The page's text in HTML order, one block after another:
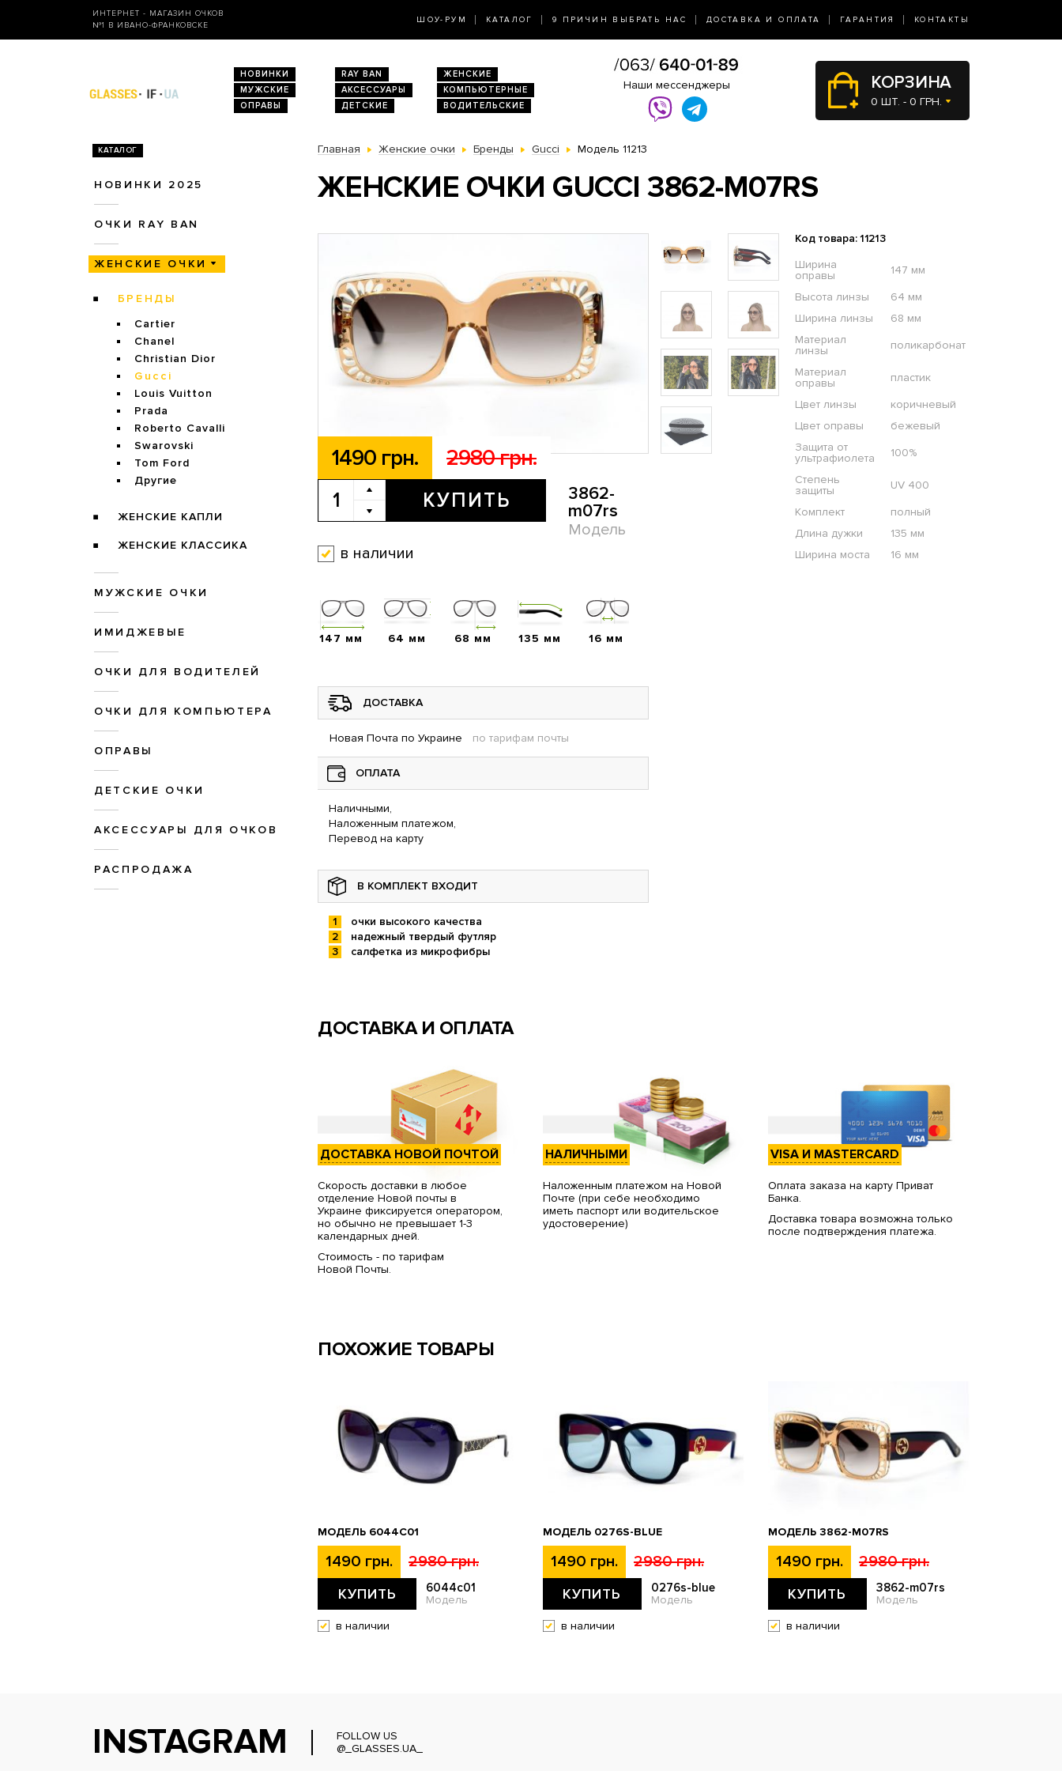
ИНТЕРНЕТ - МАГАЗИН ОЧКОВ
№1 В ИВАНО-ФРАНКОВСКЕ
ШОУ-РУМ КАТАЛОГ 9 ПРИЧИН ВЫБРАТЬ НАС ДОСТАВКА И ОПЛАТА ГАРАНТИЯ КОНТАКТЫ
НОВИНКИ RAY BAN
ЖЕНСКИЕ
МУЖСКИЕ
АКСЕССУАРЫ
КОМПЬЮТЕРНЫЕ
ОПРАВЫ
ДЕТСКИЕ ВОДИТЕЛЬСКИЕ
Наши мессенджеры КОРЗИНА
0 ШТ. - 0 ГРН.
КАТАЛОГ
НОВИНКИ 2025
ОЧКИ RAY BAN
ЖЕНСКИЕ ОЧКИ
БРЕНДЫ
Cartier
Chanel
Christian Dior
Gucci
Louis Vuitton
Prada
Roberto Cavalli
Swarovski
Tom Ford
Другие
ЖЕНСКИЕ КАПЛИ
ЖЕНСКИЕ КЛАССИКА
МУЖСКИЕ ОЧКИ
ИМИДЖЕВЫЕ
ОЧКИ ДЛЯ ВОДИТЕЛЕЙ
ОЧКИ ДЛЯ КОМПЬЮТЕРА
ОПРАВЫ
ДЕТСКИЕ ОЧКИ
АКСЕССУАРЫ ДЛЯ ОЧКОВ
РАСПРОДАЖА
Главная Женские очки Бренды Gucci Модель 11213
ЖЕНСКИЕ ОЧКИ GUCCI 3862-M07RS
1490 грн. 2980 грн.
КУПИТЬ
3862-
m07rs
Модель
в наличии
Код товара: 11213
Ширина
оправы
147 мм
Высота линзы
64 мм
Ширина линзы
68 мм
Материал
линзы
поликарбонат
Материал
оправы
пластик
Цвет линзы
коричневый
Цвет оправы
бежевый
Защита от
ультрафиолета
100%
Степень
защиты
UV 400
Комплект
полный
Длина дужки
135 мм
Ширина моста
16 мм
147 мм 64 мм 68 мм 135 мм 16 мм
ДОСТАВКА
Новая Почта по Украине по тарифам почты
ОПЛАТА
Наличными,
Наложенным платежом,
Перевод на карту
В КОМПЛЕКТ ВХОДИТ
очки высокого качества
надежный твердый футляр
салфетка из микрофибры
ДОСТАВКА И ОПЛАТА
ДОСТАВКА НОВОЙ ПОЧТОЙ
Скорость доставки в любое
отделение Новой почты в
Украине фиксируется оператором,
но обычно не превышает 1-3
календарных дней.
Стоимость - по тарифам
Новой Почты.
НАЛИЧНЫМИ
Наложенным платежом на Новой
Почте (при себе необходимо
иметь паспорт или водительское
удостоверение)
VISA И MASTERCARD
Оплата заказа на карту Приват
Банка.
Доставка товара возможна только
после подтверждения платежа.
ПОХОЖИЕ ТОВАРЫ
МОДЕЛЬ 6044C01
1490 грн. 2980 грн.
КУПИТЬ 6044c01
Модель
в наличии
МОДЕЛЬ 0276S-BLUE
1490 грн. 2980 грн.
КУПИТЬ 0276s-blue
Модель
в наличии
МОДЕЛЬ 3862-M07RS
1490 грн. 2980 грн.
КУПИТЬ 3862-m07rs
Модель
в наличии
INSTAGRAM
FOLLOW US
@_GLASSES.UA_